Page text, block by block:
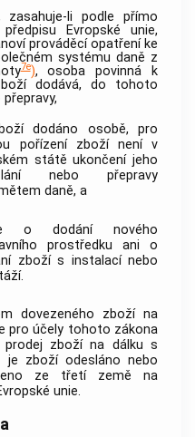
li podle přímo
Evropské unie,
prováděcí opatření ke
systému daně z
7e), osoba povinná k
dodává, do tohoto
dodáno osobě, pro
pořízení zboží není v
státě ukončení jeho
nebo přepravy
daně, a
o dodání nového
prostředku ani o
zbožís instalací nebo
dovezeného zboží na
pro účely tohoto zákona
prodej zboží na dálku s
je zboží odesláno nebo
ze třetí země na
unie.